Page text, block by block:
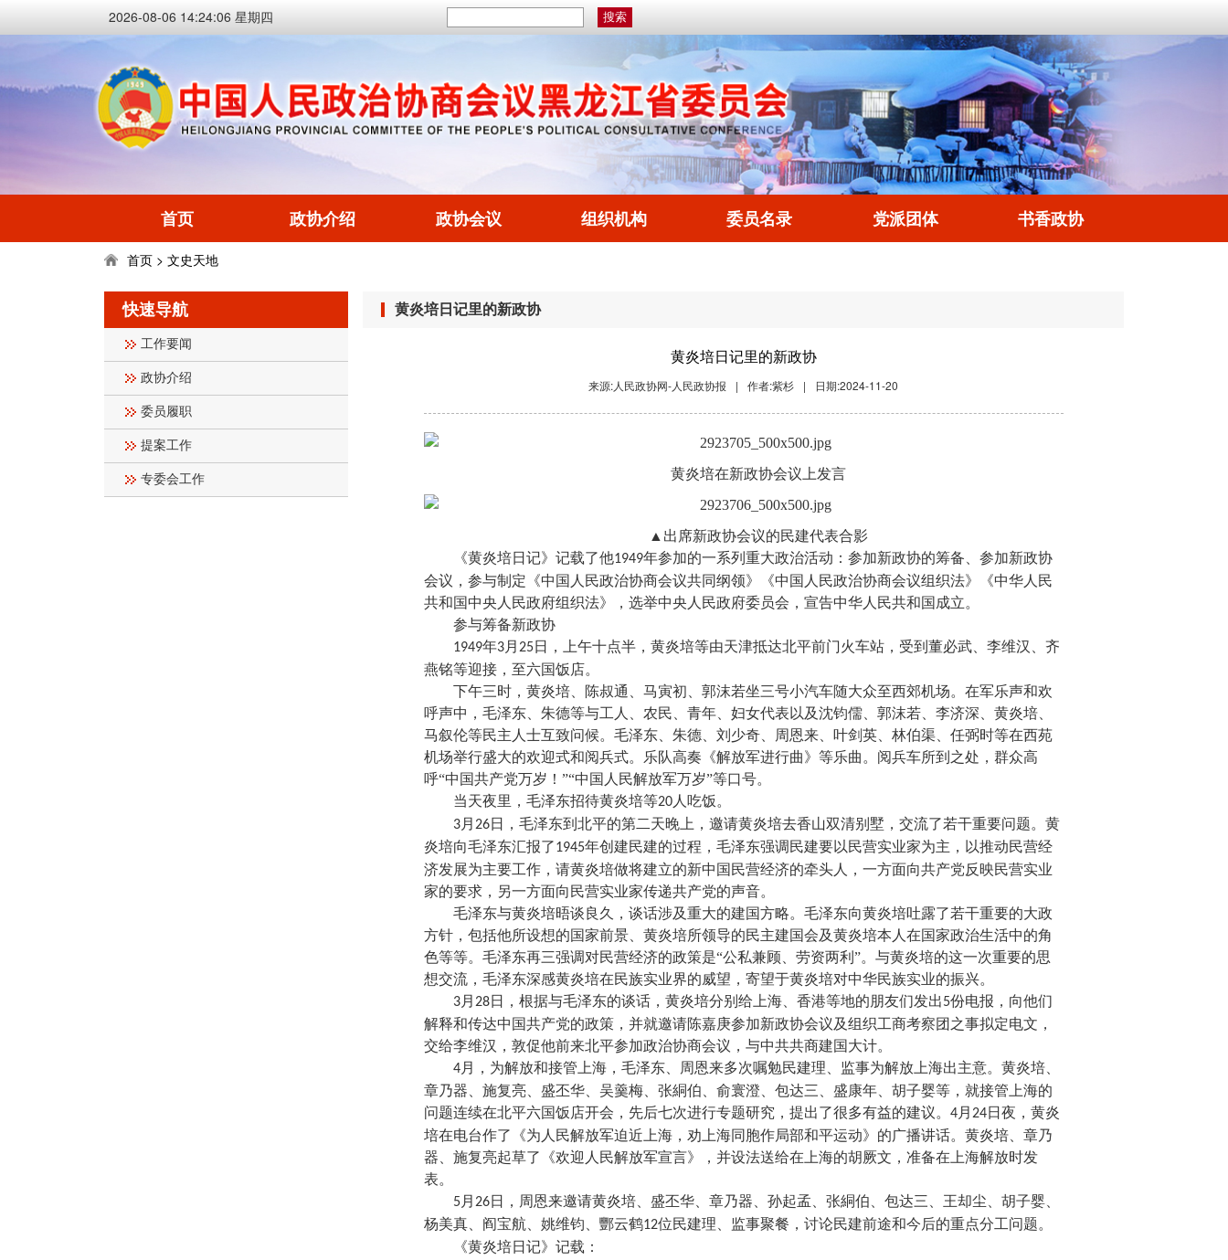
2026-08-06 14:24:07 星期四
首页 政协介绍 政协会议 组织机构 委员名录 党派团体 书香政协
首页 > 文史天地
快速导航
工作要闻
政协介绍
委员履职
提案工作
专委会工作
黄炎培日记里的新政协
黄炎培日记里的新政协
来源:人民政协网-人民政协报
| 作者:紫杉 | 日期:2024-11-20
黄炎培在新政协会议上发言
▲出席新政协会议的民建代表合影
《黄炎培日记》记载了他1949年参加的一系列重大政治活动：参加新政协的筹备、参加新政协
会议，参与制定《中国人民政治协商会议共同纲领》《中国人民政治协商会议组织法》《中华人民
共和国中央人民政府组织法》，选举中央人民政府委员会，宣告中华人民共和国成立。
参与筹备新政协
1949年3月 25日，上午十点半，黄炎培等由天津抵达北平前门火车站，受到董必武、李维汉、齐
燕铭等迎接，至六国饭店。
下午三时，黄炎培、陈叔通、马寅初、郭沫若坐三号小汽车随大众至西郊机场。在军乐声和欢
呼声中，毛泽东、朱德等与工人、农民、青年、妇女代表以及沈钧儒、郭沫若、李济深、黄炎培、
马叙伦等民主人士互致问候。毛泽东、朱德、刘少奇、周恩来、叶剑英、林伯渠、任弼时等在西苑
机场举行盛大的欢迎式和阅兵式。乐队高奏《解放军进行曲》等乐曲。阅兵车所到之处，群众高
呼“中国共产党万岁！”“中国人民解放军万岁”等口号。
当天夜里，毛泽东招待黄炎培等20人吃饭。
3月 26日，毛泽东到北平的第二天晚上，邀请黄炎培去香山双清别墅，交流了若干重要问题。黄
炎培向毛泽东汇报了1945年创建民建的过程，毛泽东强调民建要以民营实业家为主，以推动民营经
济发展为主要工作，请黄炎培做将建立的新中国民营经济的牵头人，一方面向共产党反映民营实业
家的要求，另一方面向民营实业家传递共产党的声音。
毛泽东与黄炎培晤谈良久，谈话涉及重大的建国方略。毛泽东向黄炎培吐露了若干重要的大政
方针，包括他所设想的国家前景、黄炎培所领导的民主建国会及黄炎培本人在国家政治生活中的角
色等等。毛泽东再三强调对民营经济的政策是“公私兼顾、劳资两利”。与黄炎培的这一次重要的思
想交流，毛泽东深感黄炎培在民族实业界的威望，寄望于黄炎培对中华民族实业的振兴。
3月 28日，根据与毛泽东的谈话，黄炎培分别给上海、香港等地的朋友们发出5份电报，向他们
解释和传达中国共产党的政策，并就邀请陈嘉庚参加新政协会议及组织工商考察团之事拟定电文，
交给李维汉，敦促他前来北平参加政治协商会议，与中共共商建国大计。
4月，为解放和接管上海，毛泽东、周恩来多次嘱勉民建理、监事为解放上海出主意。黄炎培、
章乃器、施复亮、盛丕华、吴羹梅、张絧伯、俞寰澄、包达三、盛康年、胡子婴等，就接管上海的
问题连续在北平六国饭店开会，先后七次进行专题研究，提出了很多有益的建议。 4月 24日夜，黄炎
培在电台作了《为人民解放军迫近上海，劝上海同胞作局部和平运动》的广播讲话。黄炎培、章乃
器、施复亮起草了《欢迎人民解放军宣言》，并设法送给在上海的胡厥文，准备在上海解放时发
表。
5月 26日，周恩来邀请黄炎培、盛丕华、章乃器、孙起孟、张絧伯、包达三、王却尘、胡子婴、
杨美真、阎宝航、姚维钧、酆云鹤12位民建理、监事聚餐，讨论民建前途和今后的重点分工问题。
《黄炎培日记》记载：